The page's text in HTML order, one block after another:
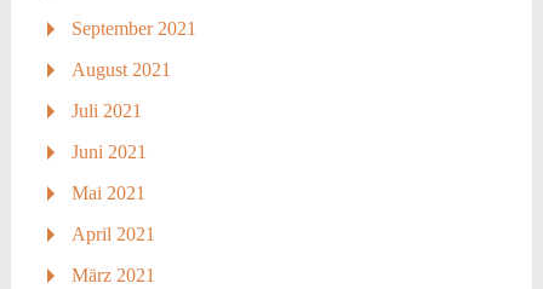
September 2021
August 2021
Juli 2021
Juni 2021
Mai 2021
April 2021
März 2021